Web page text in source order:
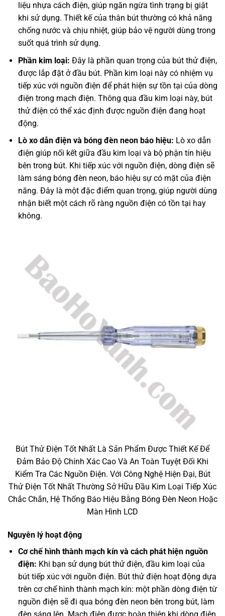
liệu nhựa cách điện, giúp ngăn ngừa tình trạng bị giật
khi sử dụng. Thiết kế của thân bút thường có khả năng
chống nước và chịu nhiệt, giúp bảo vệ người dùng trong
suốt quá trình sử dụng.
Phần kim loại: Đây là phần quan trọng của bút thử điện,
được lắp đặt ở đầu bút. Phần kim loại này có nhiệm vụ
tiếp xúc với nguồn điện để phát hiện sự tồn tại của dòng
điện trong mạch điện. Thông qua đầu kim loại này, bút
thử điện có thể xác định được nguồn điện đang hoạt
động.
Lò xo dẫn điện và bóng đèn neon báo hiệu: Lò xo dẫn
điện giúp nối kết giữa đầu kim loại và bộ phận tín hiệu
bên trong bút. Khi tiếp xúc với nguồn điện, dòng điện sẽ
làm sáng bóng đèn neon, báo hiệu sự có mặt của điện
năng. Đây là một đặc điểm quan trọng, giúp người dùng
nhận biết một cách rõ ràng nguồn điện có tồn tại hay
không.
Bút Thử Điện Tốt Nhất Là Sản Phẩm Được Thiết Kế Để
Đảm Bảo Độ Chính Xác Cao Và An Toàn Tuyệt Đối Khi
Kiểm Tra Các Nguồn Điện. Với Công Nghệ Hiện Đại, Bút
Thử Điện Tốt Nhất Thường Sở Hữu Đầu Kim Loại Tiếp Xúc
Chắc Chắn, Hệ Thống Báo Hiệu Bằng Bóng Đèn Neon Hoặc
Màn Hình LCD
Nguyên lý hoạt động
Cơ chế hình thành mạch kín và cách phát hiện nguồn
điện: Khi bạn sử dụng bút thử điện, đầu kim loại của
bút tiếp xúc với nguồn điện. Bút thử điện hoạt động dựa
trên cơ chế hình thành mạch kín: một phần dòng điện từ
nguồn điện sẽ đi qua bóng đèn neon bên trong bút, làm